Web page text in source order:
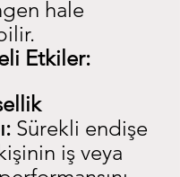
hale
Etkiler:
Sürekli endişe
iş veya